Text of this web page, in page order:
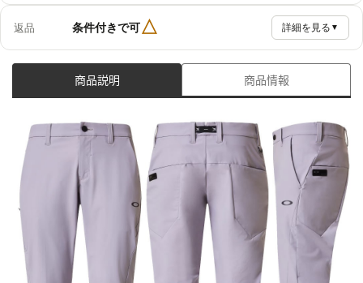
返品 条件付きで可△ 詳細を見る ▼
商品説明 商品情報